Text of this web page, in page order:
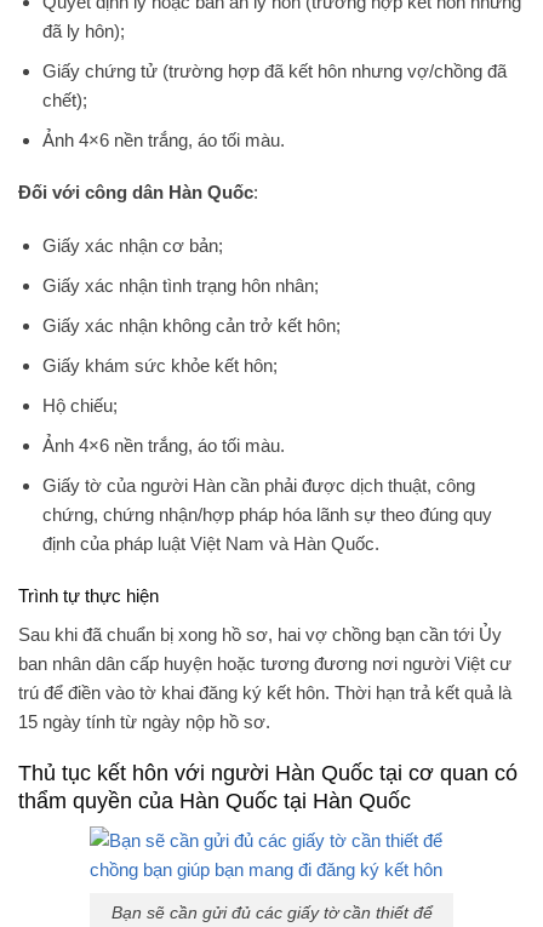
đã ly hôn);
Giấy chứng tử (trường hợp đã kết hôn nhưng vợ/chồng đã
chết);
Ảnh 4×6 nền trắng, áo tối màu.
Đối với công dân Hàn Quốc:
Giấy xác nhận cơ bản;
Giấy xác nhận tình trạng hôn nhân;
Giấy xác nhận không cản trở kết hôn;
Giấy khám sức khỏe kết hôn;
Hộ chiếu;
Ảnh 4×6 nền trắng, áo tối màu.
Giấy tờ của người Hàn cần phải được dịch thuật, công
chứng, chứng nhận/hợp pháp hóa lãnh sự theo đúng quy
định của pháp luật Việt Nam và Hàn Quốc.
Trình tự thực hiện
Sau khi đã chuẩn bị xong hồ sơ, hai vợ chồng bạn cần tới Ủy
ban nhân dân cấp huyện hoặc tương đương nơi người Việt cư
trú để điền vào tờ khai đăng ký kết hôn. Thời hạn trả kết quả là
15 ngày tính từ ngày nộp hồ sơ.
Thủ tục kết hôn với người Hàn Quốc tại cơ quan có
thẩm quyền của Hàn Quốc tại Hàn Quốc
Bạn sẽ cần gửi đủ các giấy tờ cần thiết để